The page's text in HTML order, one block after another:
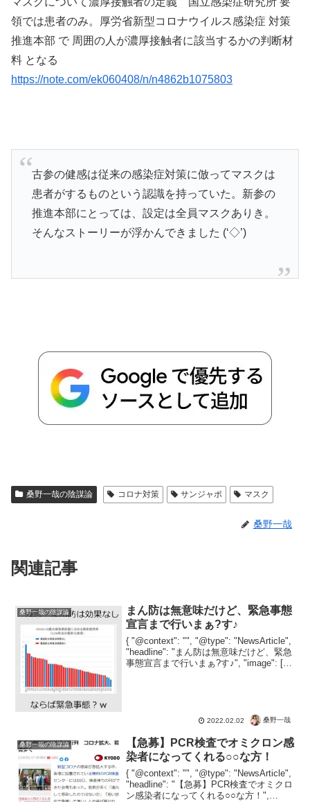
領では患者のみ。厚労省新型コロナウイルス感染症 対策
推進本部 で 周囲の人が濃厚接触者に該当するかの判断材
料 となる
https://note.com/ek060408/n/n4862b1075803
古参の健感は従来の感染症対策に倣ってマスクは
患者がするものという認識を持っていた。新参の
推進本部にとっては、設定は全員マスクありき。
そんなストーリーが浮かんできました (‘◇’)ゞ
桑野一哉の陰謀論 コロナ対策 サンジャポ マスク
桑野一哉
関連記事
桑野一哉の陰謀論
まん防は無意味だけど、緊急事態
宣言まで行いまぁ?す♪
{ "@context": "", "@type": "NewsArticle",
"headline": "まん防は無意味だけど、緊急
事態宣言まで行いまぁ?す♪", "image": [ ""
2022.02.02 桑野一哉
桑野一哉の陰謀論
【急募】PCR検査でオミクロン感
染者になってくれる○○な方！
{ "@context": "", "@type": "NewsArticle",
"headline": "【急募】PCR検査でオミクロ
ン感染者になってくれる○○な方！",